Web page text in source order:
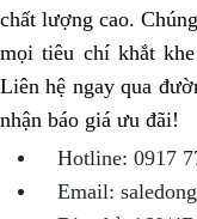
chất lượng cao.
mọi tiêu chí khắt
Liên hệ ngay qua
nhận báo giá ưu đãi!
Hotline: 0917
Email: